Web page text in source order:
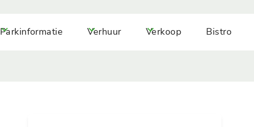
Parkinformatie Verhuur Verkoop Bistro